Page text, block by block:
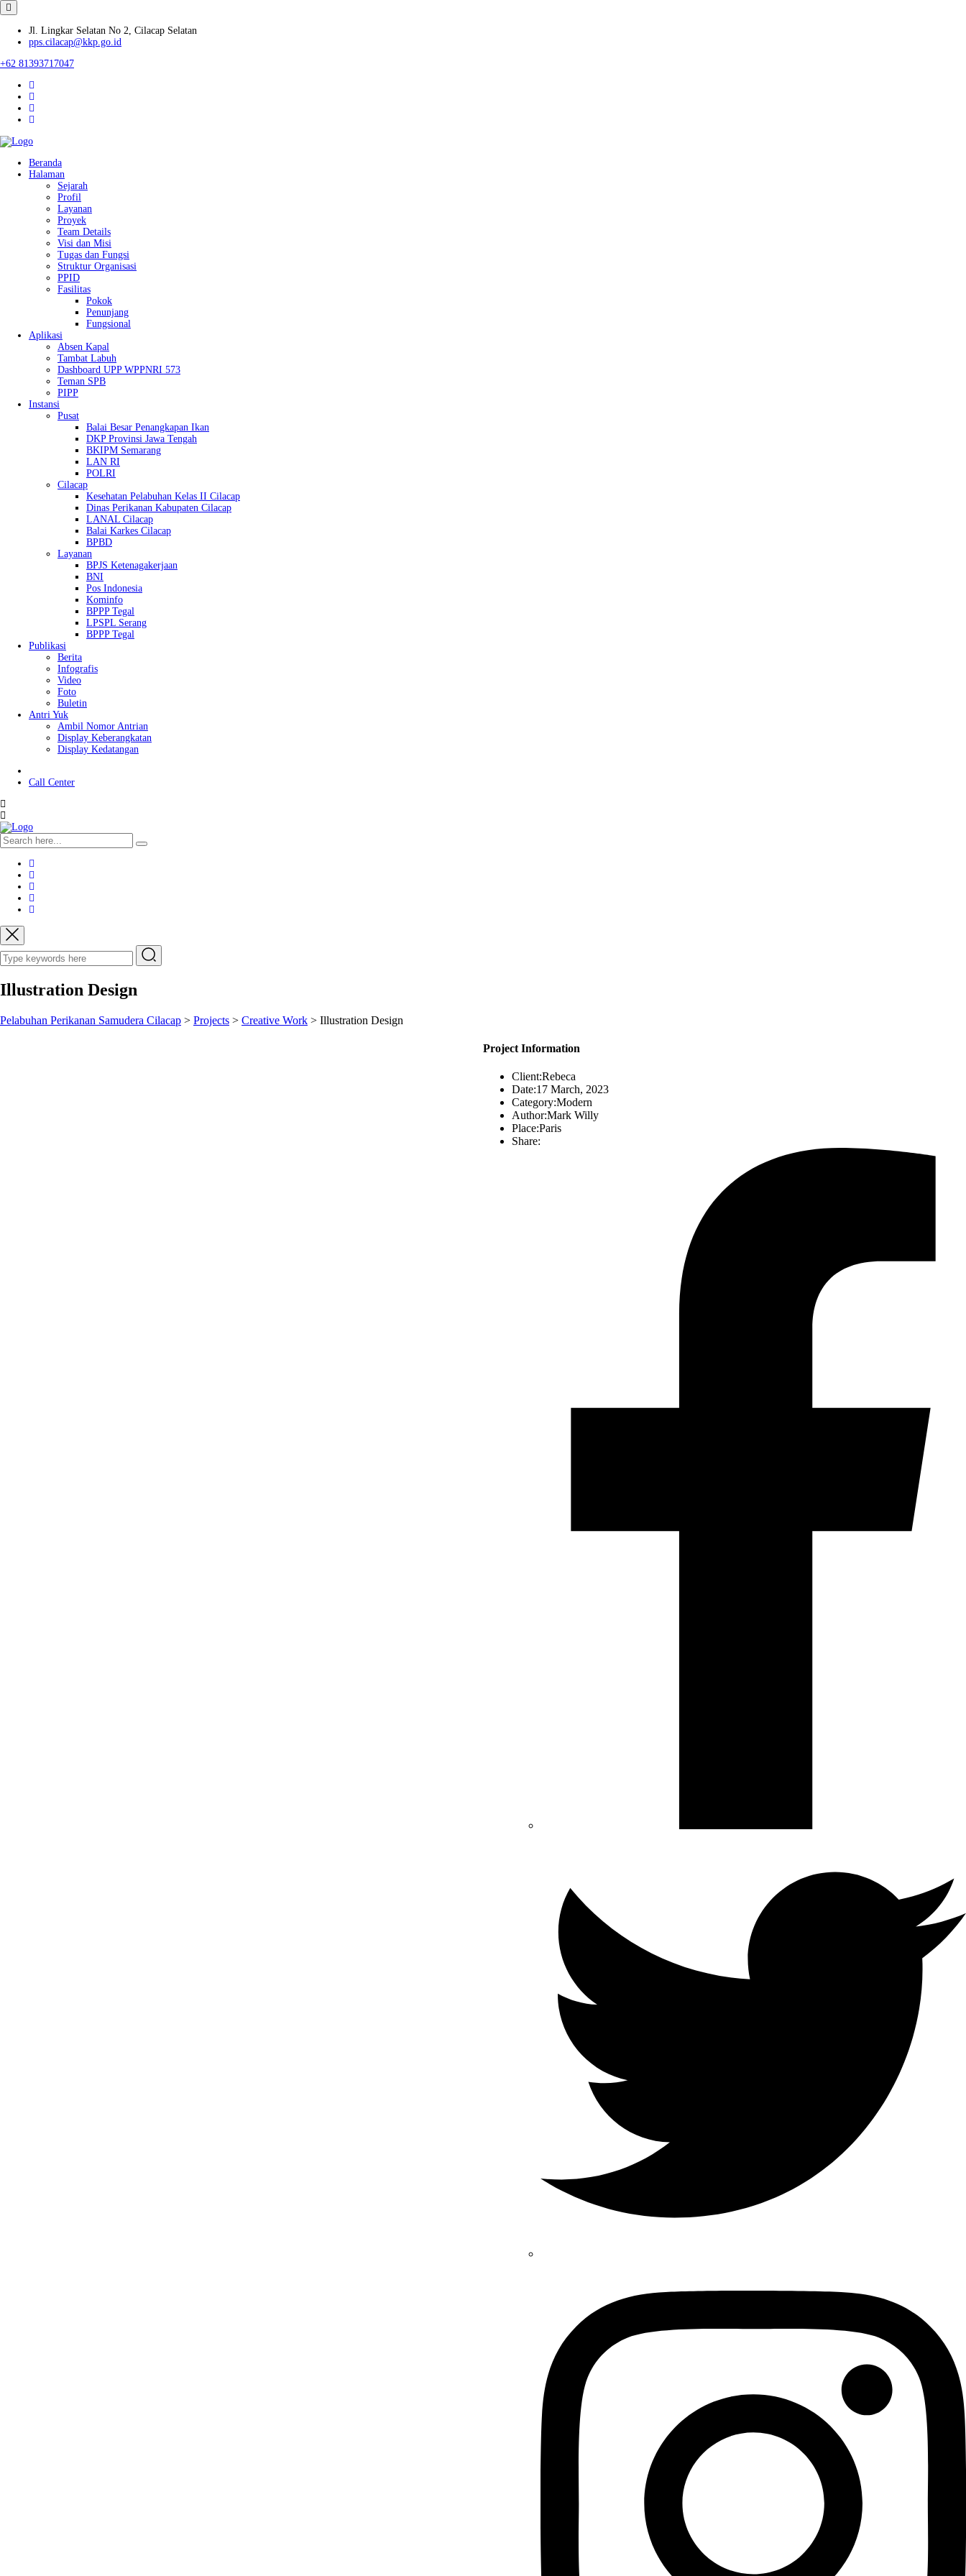
Jl. Lingkar Selatan No 2, Cilacap Selatan
pps.cilacap@kkp.go.id
+62 81393717047
Beranda
Halaman
Sejarah
Profil
Layanan
Proyek
Team Details
Visi dan Misi
Tugas dan Fungsi
Struktur Organisasi
PPID
Fasilitas
Pokok
Penunjang
Fungsional
Aplikasi
Absen Kapal
Tambat Labuh
Dashboard UPP WPPNRI 573
Teman SPB
PIPP
Instansi
Pusat
Balai Besar Penangkapan Ikan
DKP Provinsi Jawa Tengah
BKIPM Semarang
LAN RI
POLRI
Cilacap
Kesehatan Pelabuhan Kelas II Cilacap
Dinas Perikanan Kabupaten Cilacap
LANAL Cilacap
Balai Karkes Cilacap
BPBD
Layanan
BPJS Ketenagakerjaan
BNI
Pos Indonesia
Kominfo
BPPP Tegal
LPSPL Serang
BPPP Tegal
Publikasi
Berita
Infografis
Video
Foto
Buletin
Antri Yuk
Ambil Nomor Antrian
Display Keberangkatan
Display Kedatangan
Call Center
Illustration Design
Pelabuhan Perikanan Samudera Cilacap > Projects > Creative Work > Illustration Design
Project Information
Client:Rebeca
Date:17 March, 2023
Category:Modern
Author:Mark Willy
Place:Paris
Share: